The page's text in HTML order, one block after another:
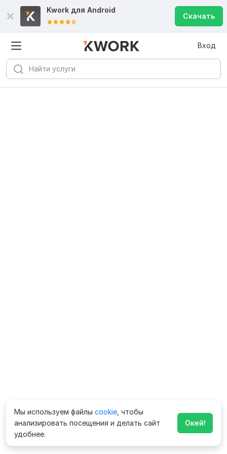
Kwork для Android
Скачать
Вход
Мы используем файлы cookie , чтобы
анализировать посещения и делать сайт
удобнее.
Окей!